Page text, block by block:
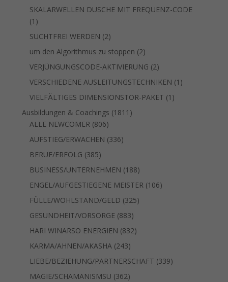
Produkte
SKALARWELLEN DUSCHE MIT FREQUENZ-CODE
1 1
Produkt
SUCHTFREI WERDEN 22
Produkte
um den Algorithmus zu stoppen 22
Produkte
VERJÜNGUNGSCODE-AKTIVIERUNG 22
Produkte
VERSCHIEDENE AUSLEITUNGSTECHNIKEN 1 1
VIELFÄLTIGES DIMENSIONSTOR-PAKET 1 1
Ausbildungen & Coachings 1811 1811
ALLE NEWCOMER 806806
Produkte
AUFSTIEG/ERWACHEN 336336
BERUF/ERFOLG 385385
Produkte
BUSINESS/UNTERNEHMEN 188188
Produkte
ENGEL/AUFGESTIEGENE MEISTER 106106
FÜLLE/WOHLSTAND/GELD 325325
GESUNDHEIT/VORSORGE 883883
Produkte
HARI WINARSO ENERGIEN 832832
KARMA/AHNEN/AKASHA 243243
Produkte
LIEBE/BEZIEHUNG/PARTNERSCHAFT 339339
MAGIE/SCHAMANISMSU 362362